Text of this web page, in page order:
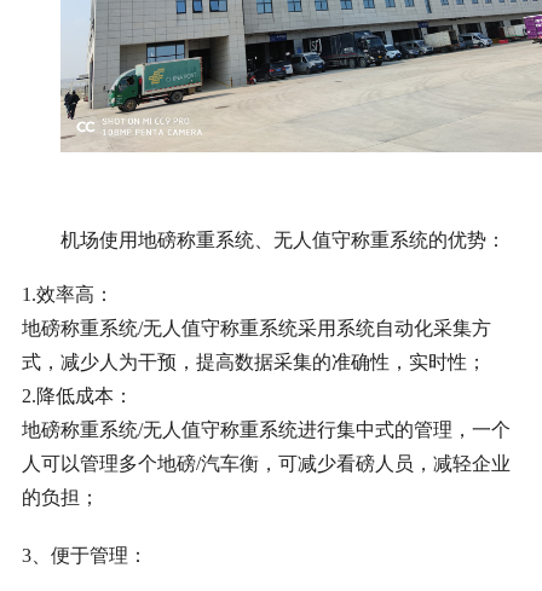
机场使用地磅称重系统、无人值守称重系统的优势：
1.效率高：
地磅称重系统/无人值守称重系统采用系统自动化采集方
式， 减少人为干预，提高数据采集的准确性，实时性；
2.降低成本：
地磅称重系统/无人值守称重系统进行集中式的管理，一个
人可以管理多个地磅/汽车衡，可减少看磅人员，减轻企业
的负担；
3、便于管理：